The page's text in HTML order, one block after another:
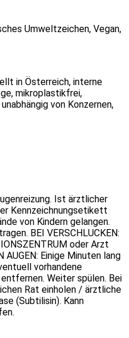
Umweltzeichen, Vegan,
in Österreich, interne
mikroplastikfrei,
von Konzernen,
Ist ärztlicher
Kennzeichnungsetikett
von Kindern gelangen.
BEI VERSCHLUCKEN:
oder Arzt
Einige Minuten lang
vorhandene
Weiter spülen. Bei
Rat einholen / ärztliche
(Subtilisin). Kann